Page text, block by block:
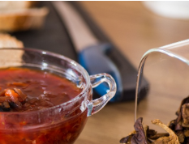
РЕЦЕПТЫ